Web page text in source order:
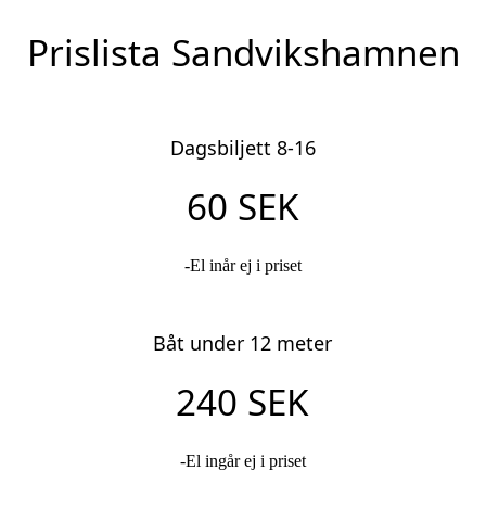
Prislista Sandvikshamnen
Dagsbiljett 8-16
60 SEK
-El inår ej i priset
Båt under 12 meter
240 SEK
-El ingår ej i priset